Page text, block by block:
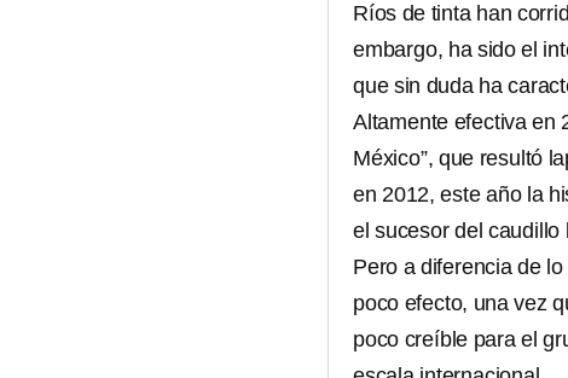
Ríos de tinta han
embargo, ha sido el
que sin duda ha
Altamente efectiva en
México”, que resultó
en 2012, este año la
el sucesor del
Pero a diferencia de
poco efecto, una vez
poco creíble para el